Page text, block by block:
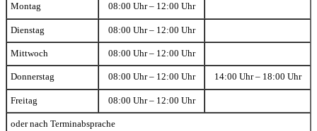
Montag 08:00 Uhr – 12:00 Uhr
Dienstag 08:00 Uhr – 12:00 Uhr
Mittwoch 08:00 Uhr – 12:00 Uhr
Donnerstag 08:00 Uhr – 12:00 Uhr 14:00 Uhr – 18:00 Uhr
Freitag 08:00 Uhr – 12:00 Uhr
oder nach Terminabsprache